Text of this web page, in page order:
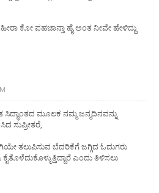
ಕೋ ಪಹಚಾನ್ತಾ ಹೈ ಅಂತ ನೀವೇ ಹೇಳಿದ್ದು
ಸಿದ್ಧಾಂತದ ಮೂಲಕ ನಮ್ಮ ಜನ್ಮದಿನವನ್ನು
ಸುಪ್ರೀತರೆ,
ತಲುಪಿಸುವ ಬೆದರಿಕೆಗೆ ಜಗ್ಗಿದ ಓದುಗರು
ಎಂದು ತಿಳಿಸಲು